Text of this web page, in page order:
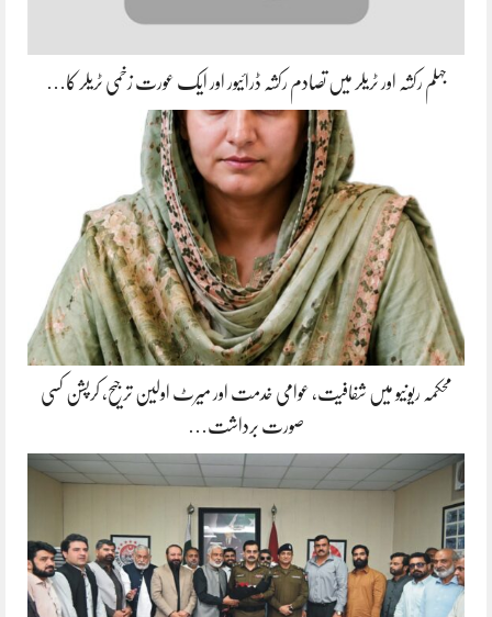
جہلم رکشہ اور ٹریلر میں تصادم رکشہ ڈرائیور اور ایک عورت زخمی ٹریلر کا…
محکمہ ریونیو میں شفافیت، عوامی خدمت اور میرٹ اولین ترجیح، کرپشن کسی
صورت برداشت…